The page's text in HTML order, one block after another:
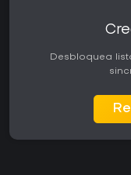
Desbloquea